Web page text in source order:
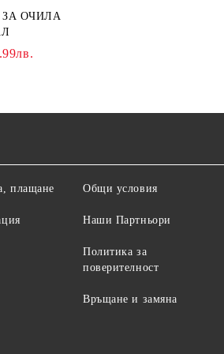
ОЧИЛА
плащане Общи условия
Наши Партньори
Политика за
поверителност
Връщане и замяна